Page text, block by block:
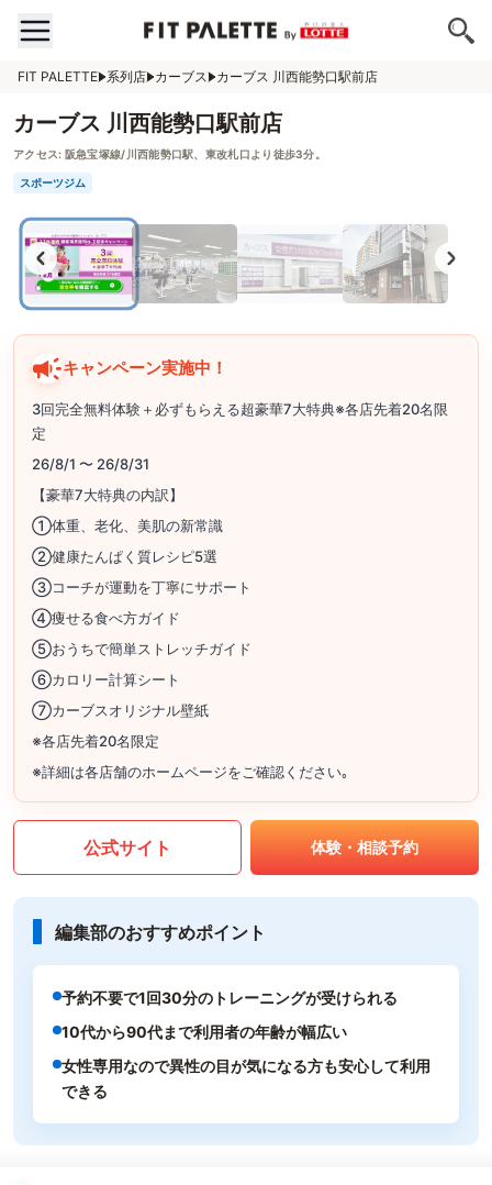
FIT PALETTE 系列店 カーブス カーブス 川西能勢口駅前店
カーブス 川西能勢口駅前店
アクセス: 阪急宝塚線/川西能勢口駅、東改札口より徒歩3分。
スポーツジム
キャンペーン実施中！
3回完全無料体験＋必ずもらえる超豪華7大特典※各店先着20名限
定
26/8/1 〜 26/8/31
【豪華7大特典の内訳】
①体重、老化、美肌の新常識
②健康たんぱく質レシピ5選
③コーチが運動を丁寧にサポート
④痩せる食べ方ガイド
⑤おうちで簡単ストレッチガイド
⑥カロリー計算シート
⑦カーブスオリジナル壁紙
※各店先着20名限定
※詳細は各店舗のホームページをご確認ください｡
公式サイト 体験・相談予約
編集部のおすすめポイント
予約不要で1回30分のトレーニングが受けられる
10代から90代まで利用者の年齢が幅広い
女性専用なので異性の目が気になる方も安心して利用
できる